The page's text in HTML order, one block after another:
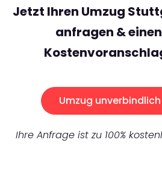
Jetzt Ihren Umzug
anfragen &
Umzug
Ihre Anfrage ist zu 100%